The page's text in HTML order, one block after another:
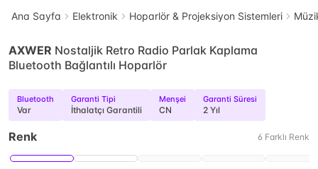
Ana Sayfa Elektronik Hoparlör & Projeksiyon Sistemleri
AXWER Nostaljik Retro Radio Parlak Kaplama
Bluetooth Bağlantılı Hoparlör
Bluetooth
Var
Garanti Tipi
İthalatçı Garantili
Menşei
CN
Garanti Süresi
2 Yıl
Renk 6 Farklı Renk